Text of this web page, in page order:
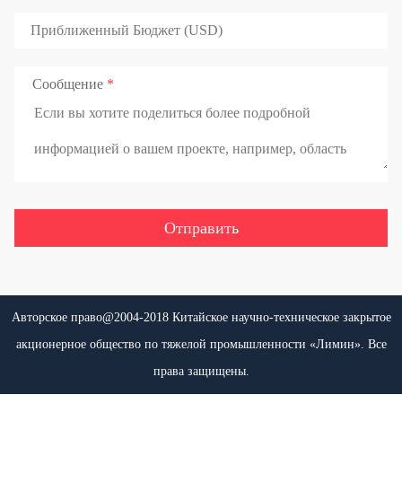
Сообщение
Авторское право@2004-2018 Китайское научно-техническое закрытое
акционерное общество по тяжелой промышленности «Лимин». Все
права защищены.